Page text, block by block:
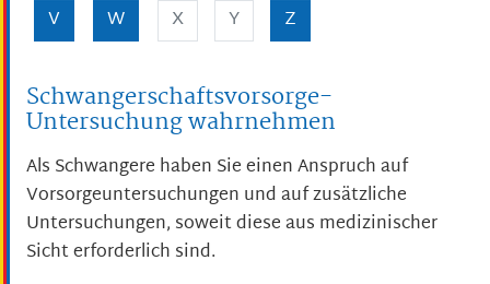
V
W X Y Z
Schwangerschaftsvorsorge-
Untersuchung wahrnehmen
Als Schwangere haben Sie einen Anspruch auf
Vorsorgeuntersuchungen und auf zusätzliche
Untersuchungen, soweit diese aus medizinischer
Sicht erforderlich sind.